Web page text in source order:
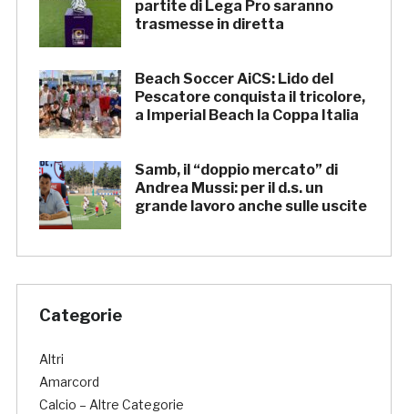
partite di Lega Pro saranno
trasmesse in diretta
Beach Soccer AiCS: Lido del
Pescatore conquista il tricolore,
a Imperial Beach la Coppa Italia
Samb, il “doppio mercato” di
Andrea Mussi: per il d.s. un
grande lavoro anche sulle uscite
Categorie
Altri
Amarcord
Calcio – Altre Categorie